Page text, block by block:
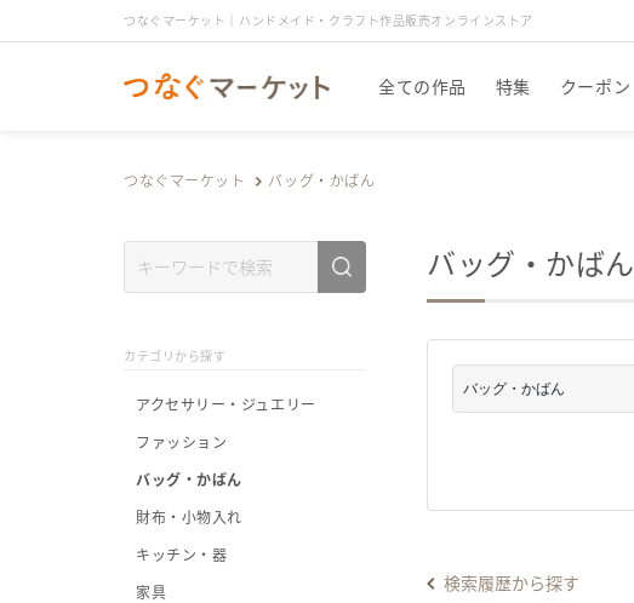
つなぐマーケット｜ハンドメイド・クラフト作品販売オンラインストア
全ての作品 特集 クーポン
つなぐマーケット バッグ・かばん
カテゴリから探す
アクセサリー・ジュエリー
ファッション
バッグ・かばん
財布・小物入れ
キッチン・器
家具
バッグ・かばん
検索履歴から探す